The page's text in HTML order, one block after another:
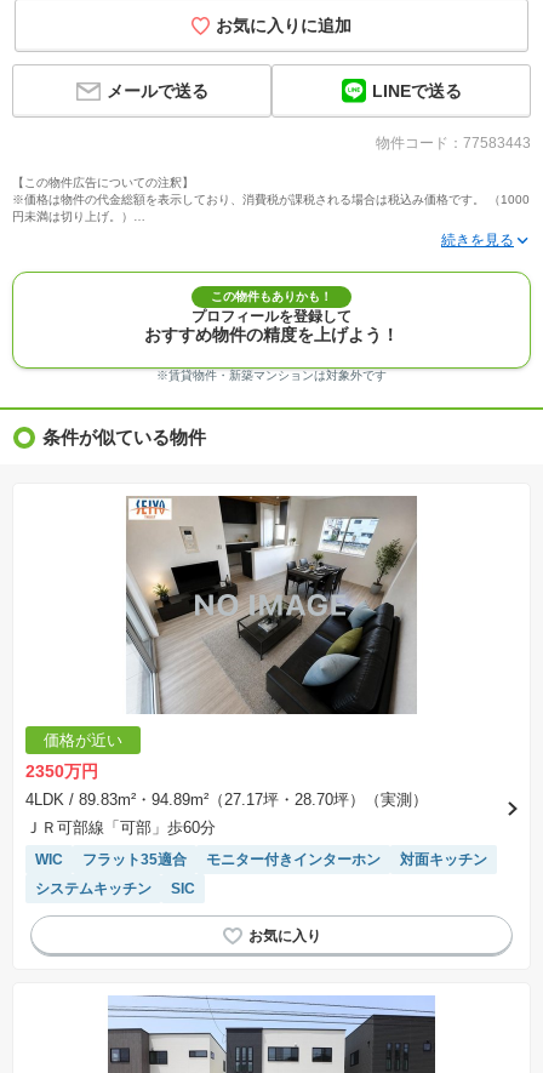
お気に入りに追加
メールで送る LINEで送る
物件コード：77583443
【この物件広告についての注釈】
※価格は物件の代金総額を表示しており、消費税が課税される場合は税込み価格です。 （1000
円未満は切り上げ。）
※写真に写っている、またはパース（絵）や間取り図に描かれている家具や車などは、特にコ
※建築条件付き土地価格には、建物価格は含まれません。
※物件情報は、原則として情報提供日の２日前に最終確認した情報です。
※完成予想図はいずれも外構、植栽、外観等実際のものとは多少異なることがあります。
※モデルルーム・モデルハウス・展示場・ショールームの画像の場合、今回販売の物件と異な
※ＣＧ合成の画像の場合、実際とは多少異なる場合があります。
※物件特徴：販売戸数が複数の物件は、全ての住戸に該当しない項目もあります。
※価格更新：物件価格が変更された日から１週間表示されます。
※建築条件土地の情報内に掲載されている、建物プラン例は、土地購入者の設計プランの参考
の一例であって、プランの採用可否は任意です。
※土地（建築条件なし）で「建物プラン例」が表記してある時、そのプラン例は特定の建築請
負会社によるもので、当該建築請負会社以外で建てた場合、同様のものが同価格で建てられる
とは限りません。また建築請負会社を特定するものではありません。
※建築条件付き土地とは、その土地に建築する建物の建築請負契約が、一定期間内に成立する
ことを条件として売買される土地のことをいいます。建築請負契約成立に向けて設計プランを
協議するため、土地購入者が自己の希望する建物の設計協議をするために必要な相当の期間の
交渉期間が設定され、その期間内で希望を満たすプランが実現できたかどうかにより結論を出
します。なお、この期間は概ね3ヶ月程度とされています。納得のいくプランが出来ず、建築請
負契約が成立しない場合、土地売買契約は白紙に戻り、土地契約にかかった代金（土地代金、
手付金など）は名目のいかんに関わらず、全て返却されます。
※課税対象物件の「価格」や「費用等」は消費税込みの「総額表示」で統一しています。
※「本体価格」とは、課税対象物件においては「消費税を除いた建物価格」と「土地価格」の
合計額を指します。
表示されておりません。
※取引にかかる費用：物件の契約手続き、決済、引き渡し時にかかる費用を表示しています。
不動産会社によって表記有無が異なるため、ご自身で十分な確認をしていただくようにお願い
いたします。
場合があります。
この物件もありかも！
プロフィールを登録して
おすすめ物件の精度を上げよう！
※賃貸物件・新築マンションは対象外です
条件が似ている物件
価格が近い
2350万円
4LDK / 89.83m²・94.89m²（27.17坪・28.70坪）（実測）
ＪＲ可部線「可部」歩60分
WIC フラット35適合 モニター付きインターホン
対面キッチン
システムキッチン
SIC